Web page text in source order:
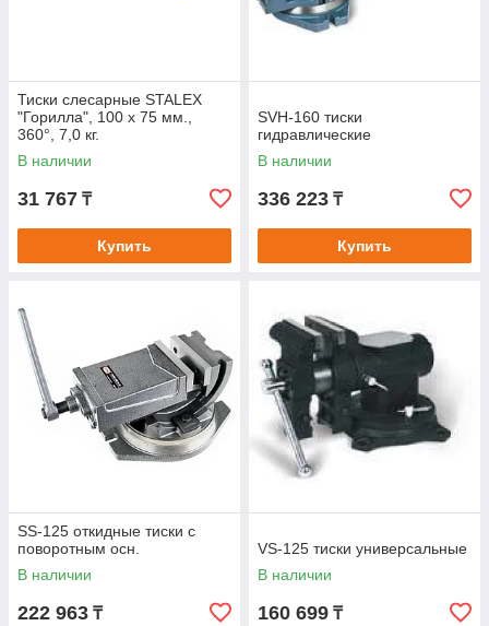
Тиски слесарные STALEX
"Горилла", 100 х 75 мм.,
360°, 7,0 кг.
В наличии
31 767 ₸
Купить
SVH-160 тиски
гидравлические
В наличии
336 223 ₸
Купить
SS-125 откидные тиски с
поворотным осн.
В наличии
222 963 ₸
VS-125 тиски универсальные
В наличии
160 699 ₸